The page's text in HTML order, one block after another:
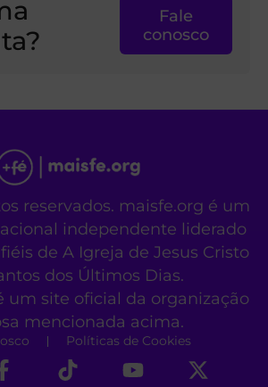
Fale
conosco
reservados. maisfe.org é um
independente liderado
de A Igreja de Jesus Cristo
dos Últimos Dias.
um site oficial da organização
mencionada acima.
Políticas de Cookies